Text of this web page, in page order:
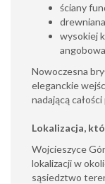
ściany
wysokiej
Nowoczesna
eleganckie
nadającą
Lokalizacja,
Wojcieszyce
lokalizacji w
sąsiedztwo